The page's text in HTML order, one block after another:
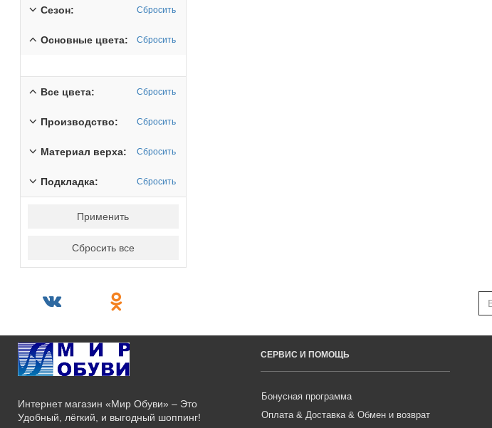
Сезон: Сбросить
Основные цвета: Сбросить
Все цвета: Сбросить
Производство: Сбросить
Материал верха: Сбросить
Подкладка: Сбросить
Применить
Сбросить все
Интернет магазин «Мир Обуви» – Это
Удобный, лёгкий, и выгодный шоппинг!
СЕРВИС И ПОМОЩЬ
Бонусная программа
Оплата & Доставка & Обмен и возврат